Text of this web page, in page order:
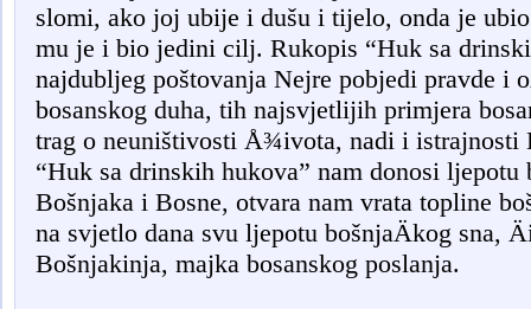
slomi, ako joj ubije i dušu i tijelo, onda je
mu je i bio jedini cilj. Rukopis “Huk sa
najdubljeg poštovanja Nejre pobjedi pravde i
bosanskog duha, tih najsvjetlijih primjera
trag o neuništivosti Å¾ivota, nadi i istrajnosti
“Huk sa drinskih hukova” nam donosi ljepotu
Bošnjaka i Bosne, otvara nam vrata topline
na svjetlo dana svu ljepotu bošnjaÄkog sna,
Bošnjakinja, majka bosanskog poslanja.